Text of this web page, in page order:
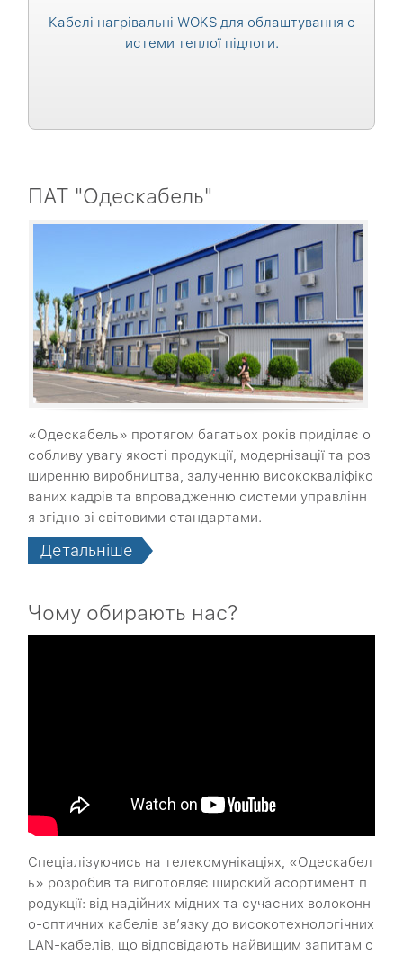
Кабелі нагрівальні WOKS для облаштування с
истеми теплої підлоги.
ПАТ "Одескабель"
«Одескабель» протягом багатьох років приділяє о
собливу увагу якості продукції, модернізації та роз
ширенню виробництва, залученню висококваліфіко
ваних кадрів та впровадженню системи управлінн
я згідно зі світовими стандартами.
Детальніше
Чому обирають нас?
Спеціалізуючись на телекомунікаціях, «Одескабел
ь» розробив та виготовляє широкий асортимент п
родукції: від надійних мідних та сучасних волоконн
о-оптичних кабелів зв’язку до високотехнологічних
LAN-кабелів, що відповідають найвищим запитам с